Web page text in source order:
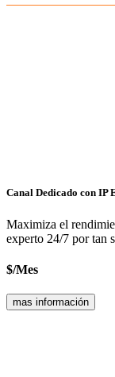
Canal Dedicado con IP
Maximiza el
experto 24/7 por tan
$/Mes
mas información